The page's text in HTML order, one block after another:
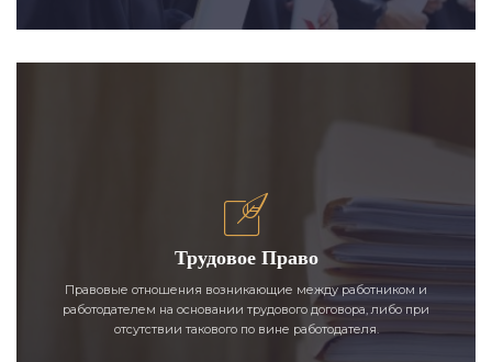
Трудовое Право
Правовые отношения возникающие между работником и
работодателем на основании трудового договора, либо при
отсутствии такового по вине работодателя.